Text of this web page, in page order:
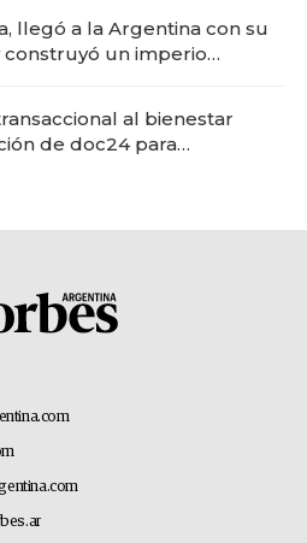
llegó a la Argentina con su
un imperio
al bienestar
de doc24 para